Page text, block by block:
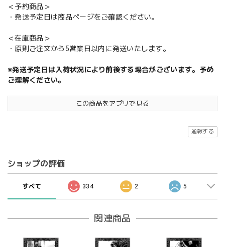
＜予約商品＞
・発送予定日は商品ページをご確認ください。
＜在庫商品＞
・原則ご注文から5営業日以内に発送いたします。
※発送予定日は入荷状況により前後する場合がございます。予め
ご理解ください。
この商品をアプリで見る
通報する
ショップの評価
すべて 334 2 5
関連商品